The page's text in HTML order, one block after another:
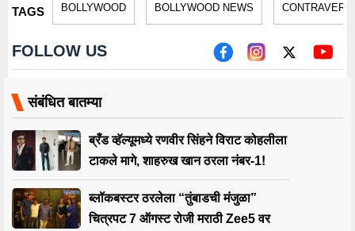
TAGS BOLLYWOOD BOLLYWOOD NEWS
FOLLOW US
संबंधित बातम्या
ब्रँड व्हॅल्यूमध्ये रणवीर सिंहने विराट कोहलीला
टाकले मागे, शाहरुख खान ठरला नंबर-1!
ब्लॉकबस्टर ठरलेला “तुंबाडची मंजुळा”
चित्रपट 7 ऑगस्ट रोजी मराठी Zee5 वर